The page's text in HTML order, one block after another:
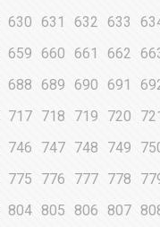
630 631 632 633
659 660 661 662
688 689 690 691
717 718 719 720
746 747 748 749
775 776 777 778
804 805 806 807